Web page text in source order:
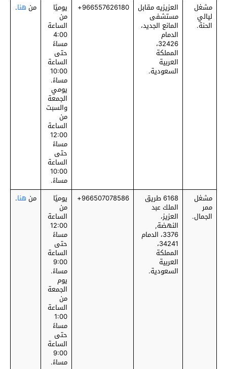
مشغل
ليالي
الحنة.
العزيزيه مقابل
مستشفى
المانع الجديد،
الدمام
32426،
المملكة
العربية
السعودية.
‎966557626180+ يوميًا
من
الساعة
4:00
مساءً
حتى
الساعة
10:00
مساءً.
يومي
الجمعة
والسبت
من
الساعة
12:00
مساءً
حتى
الساعة
10:00
مساءً.
من هنا.
مشغل
ممر
الجمال.
6168 طريق
الملك عبد
العزيز،
النهضة,
3376، الدمام
34241،
المملكة
العربية
السعودية.
‎966507078586+ يوميًا
من
الساعة
12:00
مساءً
حتى
الساعة
9:00
مساءً.
يوم
الجمعة
من
الساعة
1:00
مساءً
حتى
الساعة
9:00
مساءً.
من هنا.